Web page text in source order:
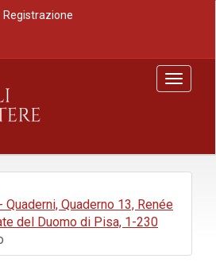
Registrazione
Toggle
Quaderno 13, Renée
del Duomo di Pisa, 1-230